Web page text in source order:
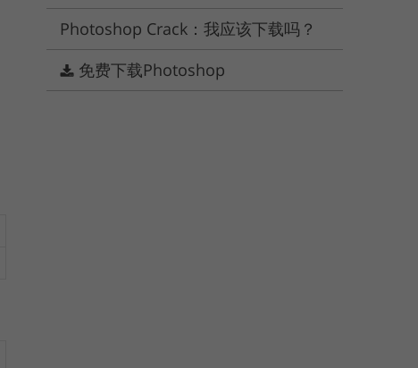
Photoshop Crack：我应该下载吗？
免费下载Photoshop